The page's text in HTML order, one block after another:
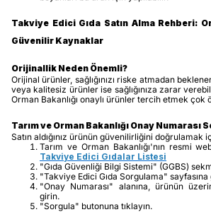
Takviye Edici Gıda Satın Alma Rehberi:
Güvenilir Kaynaklar
Orijinallik Neden Önemli?
Orijinal ürünler, sağlığınızı riske atmadan
veya kalitesiz ürünler ise sağlığınıza zarar
Orman Bakanlığı onaylı ürünler tercih etmek çok
Tarım ve Orman Bakanlığı Onay Numarası
Satın aldığınız ürünün güvenilirliğini doğrulamak
Tarım ve Orman Bakanlığı'nın resmi
Takviye Edici Gıdalar Listesi
"Gıda Güvenliği Bilgi Sistemi" (GGBS)
"Takviye Edici Gıda Sorgulama" sayfasına
"Onay Numarası" alanına, ürünün
girin.
"Sorgula" butonuna tıklayın.